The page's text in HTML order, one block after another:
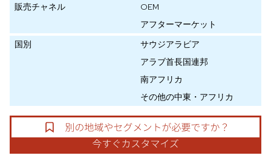
販売チャネル
OEM
アフターマーケット
国別
サウジアラビア
アラブ首長国連邦
南アフリカ
その他の中東・アフリカ